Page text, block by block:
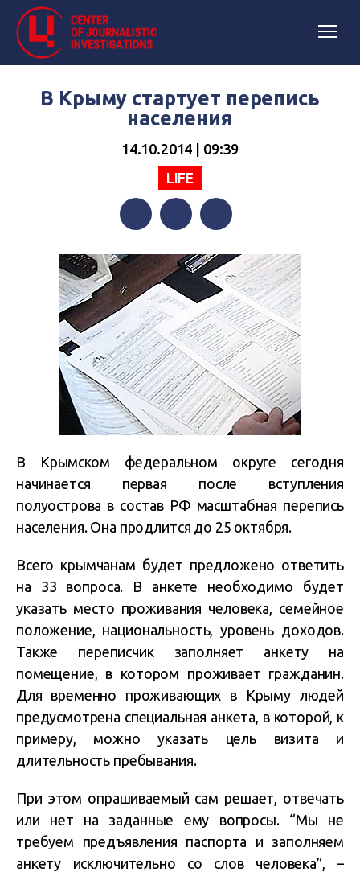
В Крыму стартует перепись
населения
14.10.2014 | 09:39
LIFE
В Крымском федеральном округе сегодня
начинается первая после вступления
полуострова в состав РФ масштабная перепись
населения. Она продлится до 25 октября.
Всего крымчанам будет предложено ответить
на 33 вопроса. В анкете необходимо будет
указать место проживания человека, семейное
положение, национальность, уровень доходов.
Также переписчик заполняет анкету на
помещение, в котором проживает гражданин.
Для временно проживающих в Крыму людей
предусмотрена специальная анкета, в которой, к
примеру, можно указать цель визита и
длительность пребывания.
При этом опрашиваемый сам решает, отвечать
или нет на заданные ему вопросы. “Мы не
требуем предъявления паспорта и заполняем
анкету исключительно со слов человека”, –